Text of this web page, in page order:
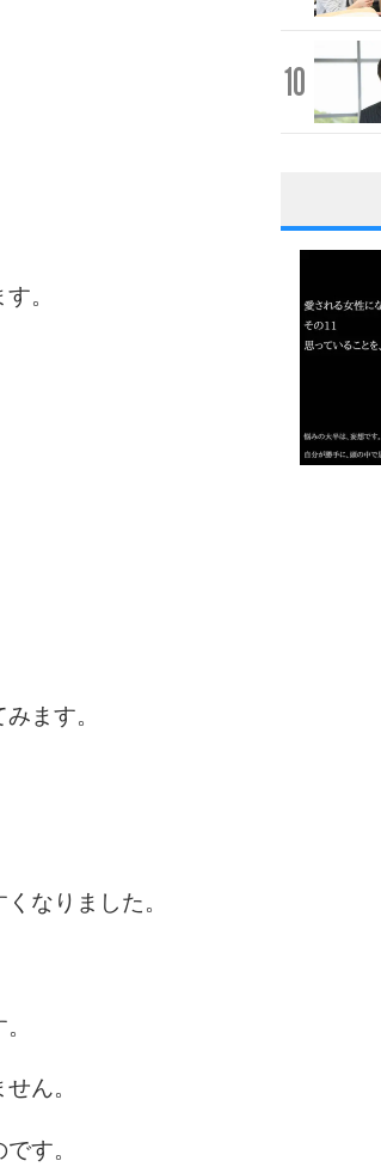
。
ます。
なりました。
ん。
す。
10
1
3